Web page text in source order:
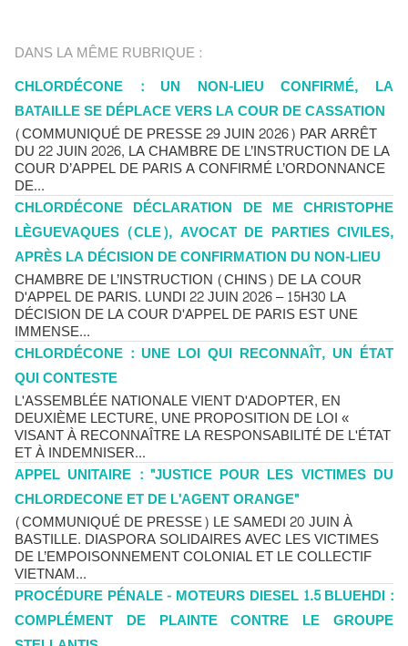
DANS LA MÊME RUBRIQUE :
CHLORDÉCONE : UN NON-LIEU CONFIRMÉ, LA
BATAILLE SE DÉPLACE VERS LA COUR DE CASSATION
(COMMUNIQUÉ DE PRESSE 29 JUIN 2026) PAR ARRÊT
DU 22 JUIN 2026, LA CHAMBRE DE L’INSTRUCTION DE LA
COUR D’APPEL DE PARIS A CONFIRMÉ L’ORDONNANCE
DE...
CHLORDÉCONE DÉCLARATION DE ME CHRISTOPHE
LÈGUEVAQUES (CLE), AVOCAT DE PARTIES CIVILES,
APRÈS LA DÉCISION DE CONFIRMATION DU NON-LIEU
CHAMBRE DE L’INSTRUCTION (CHINS) DE LA COUR
D'APPEL DE PARIS. LUNDI 22 JUIN 2026 – 15H30 LA
DÉCISION DE LA COUR D'APPEL DE PARIS EST UNE
IMMENSE...
CHLORDÉCONE : UNE LOI QUI RECONNAÎT, UN ÉTAT
QUI CONTESTE
L'ASSEMBLÉE NATIONALE VIENT D'ADOPTER, EN
DEUXIÈME LECTURE, UNE PROPOSITION DE LOI «
VISANT À RECONNAÎTRE LA RESPONSABILITÉ DE L'ÉTAT
ET À INDEMNISER...
APPEL UNITAIRE : "JUSTICE POUR LES VICTIMES DU
CHLORDECONE ET DE L'AGENT ORANGE"
(COMMUNIQUÉ DE PRESSE) LE SAMEDI 20 JUIN À
BASTILLE. DIASPORA SOLIDAIRES AVEC LES VICTIMES
DE L’EMPOISONNEMENT COLONIAL ET LE COLLECTIF
VIETNAM...
PROCÉDURE PÉNALE - MOTEURS DIESEL 1.5 BLUEHDI :
COMPLÉMENT DE PLAINTE CONTRE LE GROUPE